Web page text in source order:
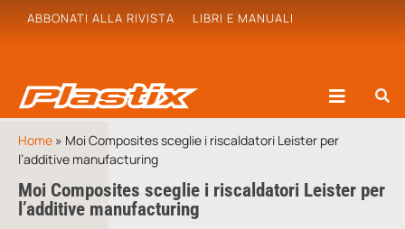
ABBONATI ALLA RIVISTA LIBRI E MANUALI
Home » Moi Composites sceglie i riscaldatori Leister per
l’additive manufacturing
Moi Composites sceglie i riscaldatori Leister per
l’additive manufacturing